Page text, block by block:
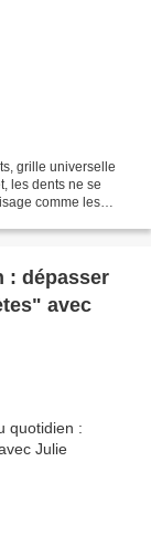
grille universelle
les dents ne se
comme les
: dépasser
avec